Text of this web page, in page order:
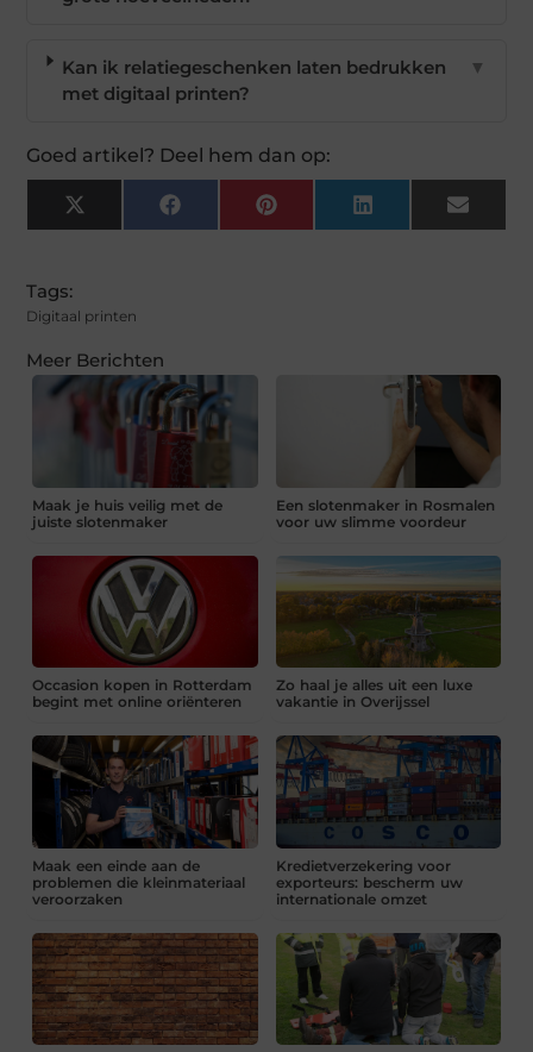
Kan ik relatiegeschenken laten bedrukken
met digitaal printen?
▼
Goed artikel? Deel hem dan op:
X
(Twitter)
FacebookPinterest LinkedIn Email
Tags:
Digitaal printen
Meer Berichten
Maak je huis veilig met de
juiste slotenmaker
Een slotenmaker in Rosmalen
voor uw slimme voordeur
Occasion kopen in Rotterdam
begint met online oriënteren
Zo haal je alles uit een luxe
vakantie in Overijssel
Maak een einde aan de
problemen die kleinmateriaal
veroorzaken
Kredietverzekering voor
exporteurs: bescherm uw
internationale omzet